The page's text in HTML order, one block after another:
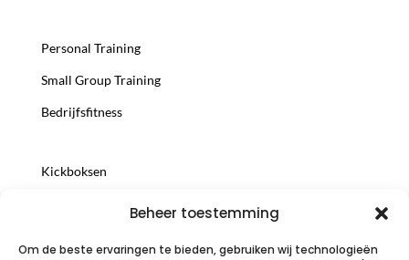
Beheer toestemming
Om de beste ervaringen te bieden, gebruiken wij technologieën
Personal Training
Small Group Training
Bedrijfsfitness
Kickboksen